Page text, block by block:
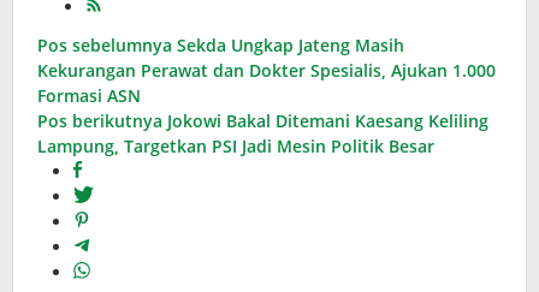
Navigasi
pos
Pos sebelumnya Sekda Ungkap Jateng Masih
Kekurangan Perawat dan Dokter Spesialis, Ajukan 1.000
Formasi ASN
Pos berikutnya Jokowi Bakal Ditemani Kaesang Keliling
Lampung, Targetkan PSI Jadi Mesin Politik Besar